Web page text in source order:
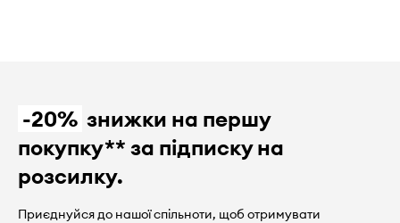
-20% знижки на першу
покупку** за підписку на
розсилку.
Приєднуйся до нашої спільноти, щоб отримувати